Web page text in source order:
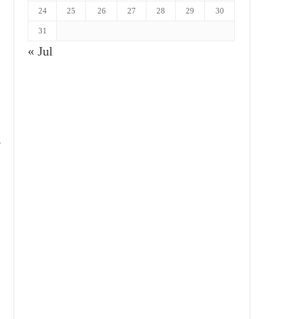
24 25 26 27 28 29 30
31
« Jul